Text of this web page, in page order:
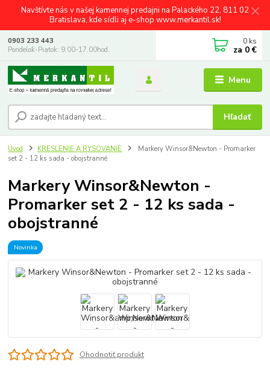
Navštívte nás v našej kamennej predajni na Palackého 22, 811 02
Bratislava, kde sídli aj e-shop www.merkantil.sk!
Menu
Hľadať
0903 233 443
Pondelok-Piatok: 9.00-17.00hod.
0 ks
za 0 €
Úvod KRESLENIE A RYSOVANIE
Markery Winsor&Newton - Promarker
set 2 - 12 ks sada - obojstranné
Markery Winsor&Newton -
Promarker set 2 - 12 ks sada -
obojstranné
Novinka
Ohodnotiť produkt